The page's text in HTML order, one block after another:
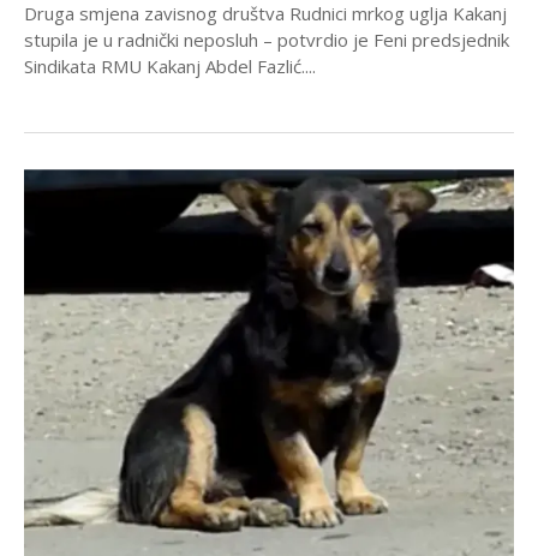
Druga smjena zavisnog društva Rudnici mrkog uglja Kakanj
stupila je u radnički neposluh – potvrdio je Feni predsjednik
Sindikata RMU Kakanj Abdel Fazlić....